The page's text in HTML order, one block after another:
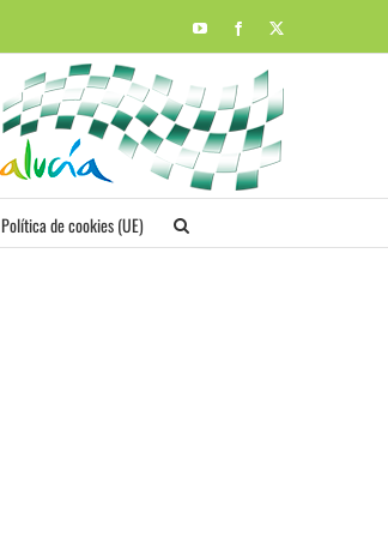
YouTubeFacebook
Política de cookies (UE)